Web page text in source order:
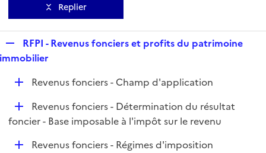
Replier
e
l
i
e
r
RFPI - Revenus fonciers et profits du patrimoine
immobilier
D
l
Revenus fonciers - Champ d'application
D
é
Revenus fonciers - Détermination du résultat
foncier - Base imposable à l'impôt sur le revenu
DRevenus fonciers - Régimes d'imposition